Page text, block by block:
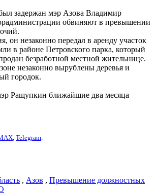
задержан мэр Азова Владимир
обвиняют в превышении
он незаконно передал в аренду участок
в районе Петровского парка, который
безработной местной жительнице.
незаконно вырублены деревья и
городок.
Ращупкин ближайшие два месяца
, Telegram.
, Азов , Превышение должностных